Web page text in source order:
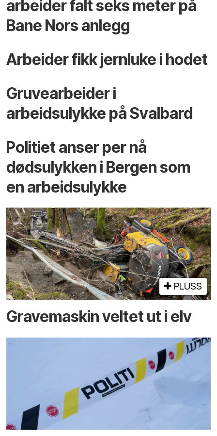
arbeider falt seks meter på
Bane Nors anlegg
Arbeider fikk jernluke i hodet
Gruvearbeider i
arbeidsulykke på Svalbard
Politiet anser per nå
dødsulykken i Bergen som
en arbeidsulykke
PLUSS
Gravemaskin veltet ut i elv